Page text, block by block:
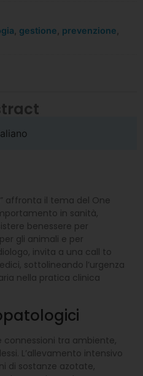
gestione prevenzione
affronta il tema del One
in sanità,
benessere per
gli animali e per
invita a una call to
sottolineando l’urgenza
nella pratica clinica
connessioni tra ambiente,
L’allevamento intensivo
di sostanze azotate,